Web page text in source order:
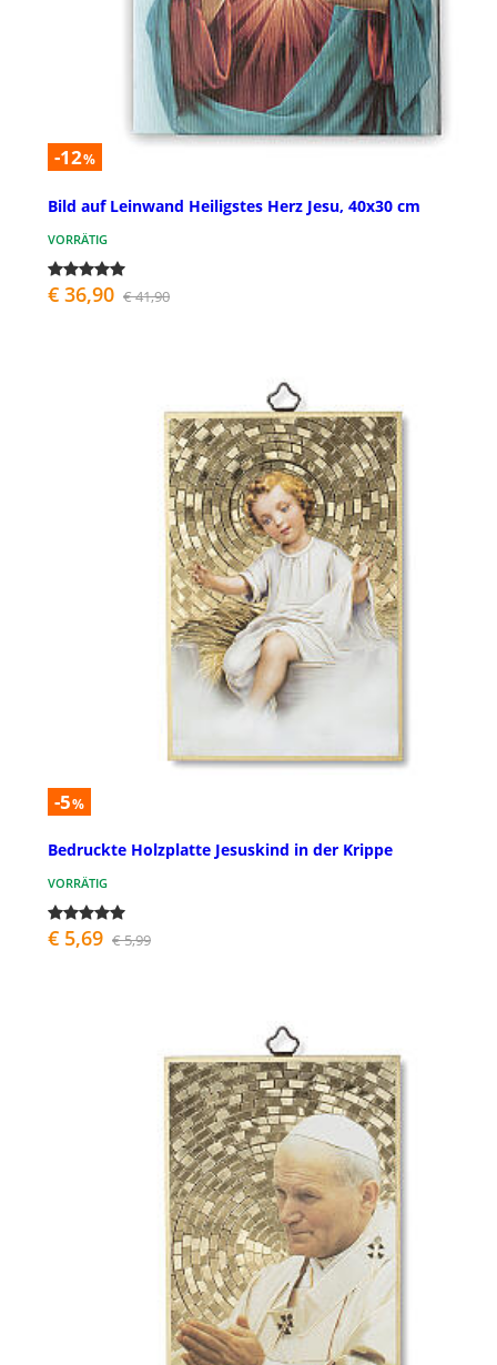
-12%
Bild auf Leinwand Heiligstes Herz Jesu, 40x30 cm
VORRÄTIG
€ 36,90 € 41,90
-5%
Bedruckte Holzplatte Jesuskind in der Krippe
VORRÄTIG
€ 5,69 € 5,99